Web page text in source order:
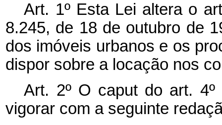
Art. 1º Esta Lei altera o
8.245, de 18 de outubro de
dos imóveis urbanos e os
dispor sobre a locação nos
Art. 2º O caput do art.
vigorar com a seguinte